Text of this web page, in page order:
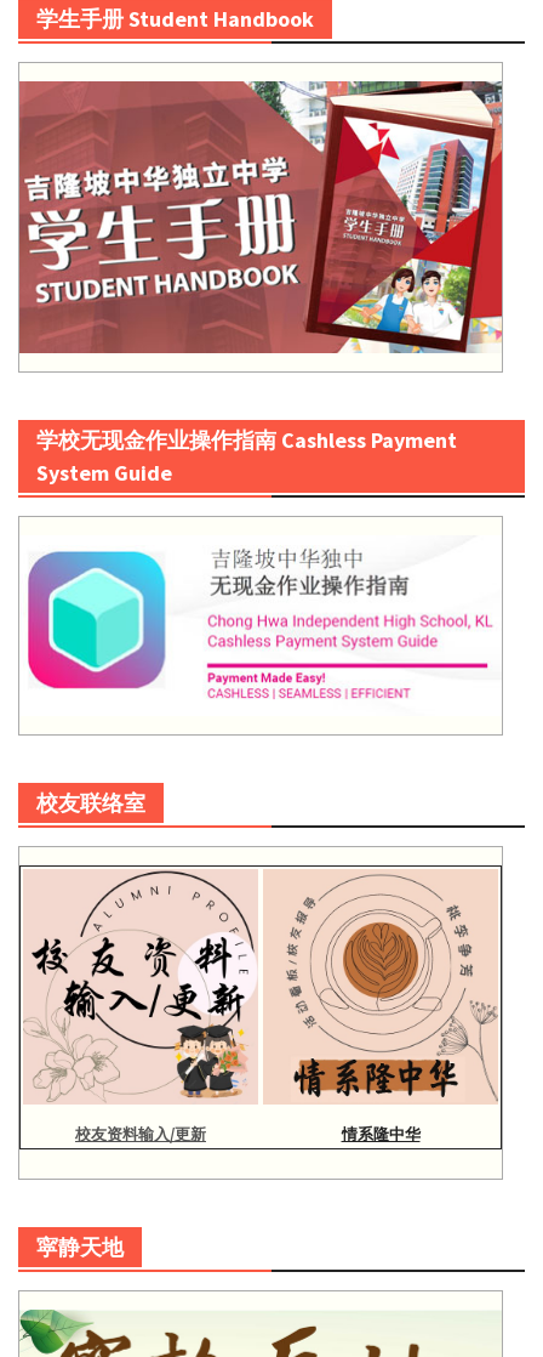
学生手册 Student Handbook
学校无现金作业操作指南 Cashless Payment
System Guide
校友联络室
校友资料输入/更新 情系隆中华
寜静天地